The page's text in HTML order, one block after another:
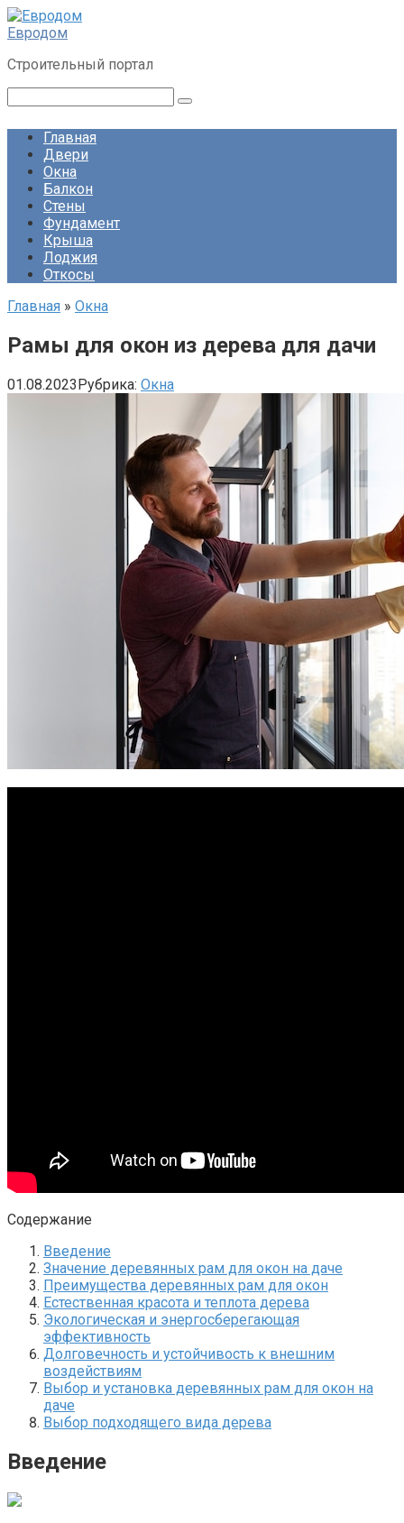
Перейти
к
Евродом
Строительный портал
Главная
Двери
Окна
Балкон
Стены
Фундамент
Крыша
Лоджия
Откосы
Главная » Окна
Рамы для окон из дерева для дачи
01.08.2023Рубрика: Окна
Содержание
Введение
Значение деревянных рам для окон на даче
Преимущества деревянных рам для окон
Естественная красота и теплота дерева
Экологическая и энергосберегающая
эффективность
Долговечность и устойчивость к внешним
воздействиям
Выбор и установка деревянных рам для окон на
даче
Выбор подходящего вида дерева
Введение